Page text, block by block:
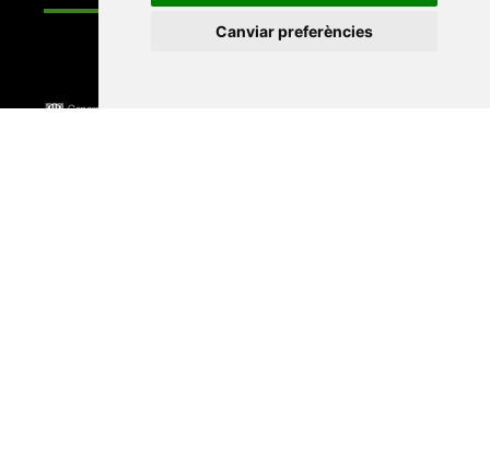
Canviar preferències